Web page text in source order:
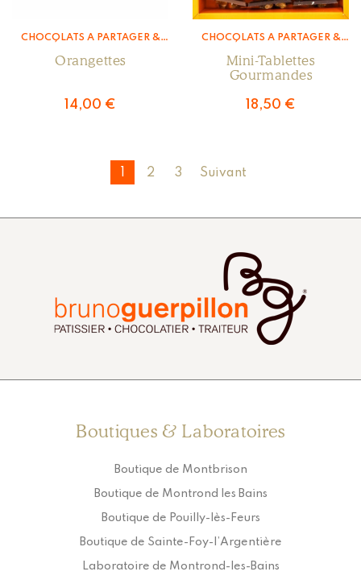
CHOCOLATS À PARTAGER &
Orangettes
14,00 €
CHOCOLATS À PARTAGER &
Mini-Tablettes
Gourmandes
18,50 €
1 2 3 Suivant
Boutiques & Laboratoires
Boutique de Montbrison
Boutique de Montrond les Bains
Boutique de Pouilly-lès-Feurs
Boutique de Sainte-Foy-l’Argentière
Laboratoire de Montrond-les-Bains